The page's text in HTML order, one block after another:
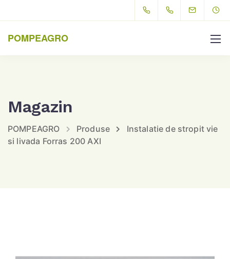
POMPEAGRO
Magazin
POMPEAGRO Produse
Instalatie de stropit vie
si livada Forras 200 AXI